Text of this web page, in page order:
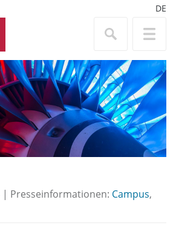
DE
| Presseinformationen: Campus,